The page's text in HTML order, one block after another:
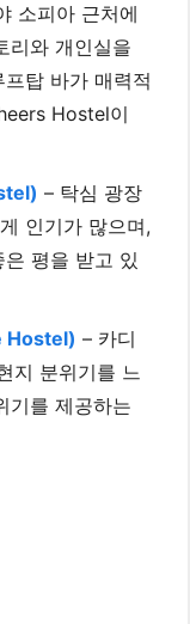
소피아 근처에
리와 개인실을
탑 바가 매력적
Hostel이
– 탁심 광장
인기가 많으며,
평을 받고 있
Hostel) – 카디
지 분위기를 느
기를 제공하는